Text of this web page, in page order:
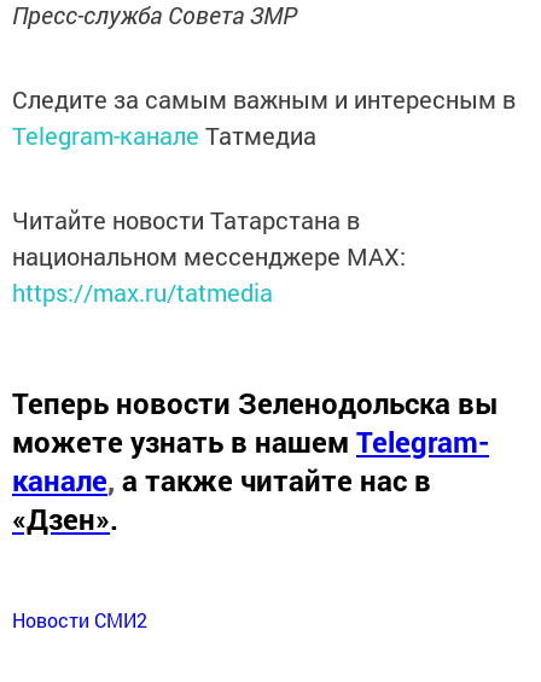
Пресс-служба Совета ЗМР
Следите за самым важным и интересным в
Telegram-канале Татмедиа
Читайте новости Татарстана в
национальном мессенджере MАХ:
https://max.ru/tatmedia
Теперь новости Зеленодольска вы
можете узнать в нашем Telegram-
канале, а также читайте нас в
«Дзен».
Новости СМИ2